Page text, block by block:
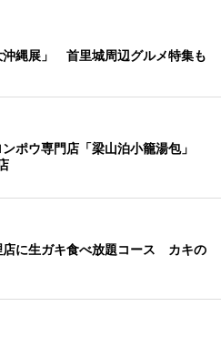
沖縄展」 首里城周辺グルメ特集も
ポウ専門店「梁山泊小籠湯包」
店に生ガキ食べ放題コース カキの